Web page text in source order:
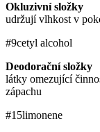
Okluzivní složky
udržují vlhkost v
#9cetyl alcohol
Deodorační složky
látky omezující
zápachu
#15limonene